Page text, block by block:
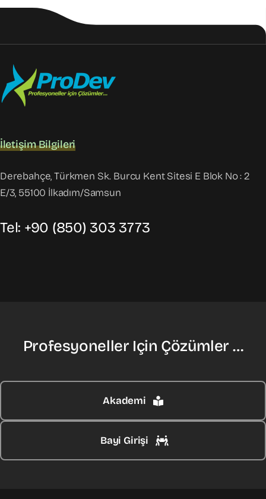
İletişim Bilgileri
Derebahçe, Türkmen Sk. Burcu Kent Sitesi E Blok No : 2
E/3, 55100 İlkadım/Samsun
Tel: +90 (850) 303 3773
Profesyoneller Için Çözümler …
Akademi
Bayi Girişi